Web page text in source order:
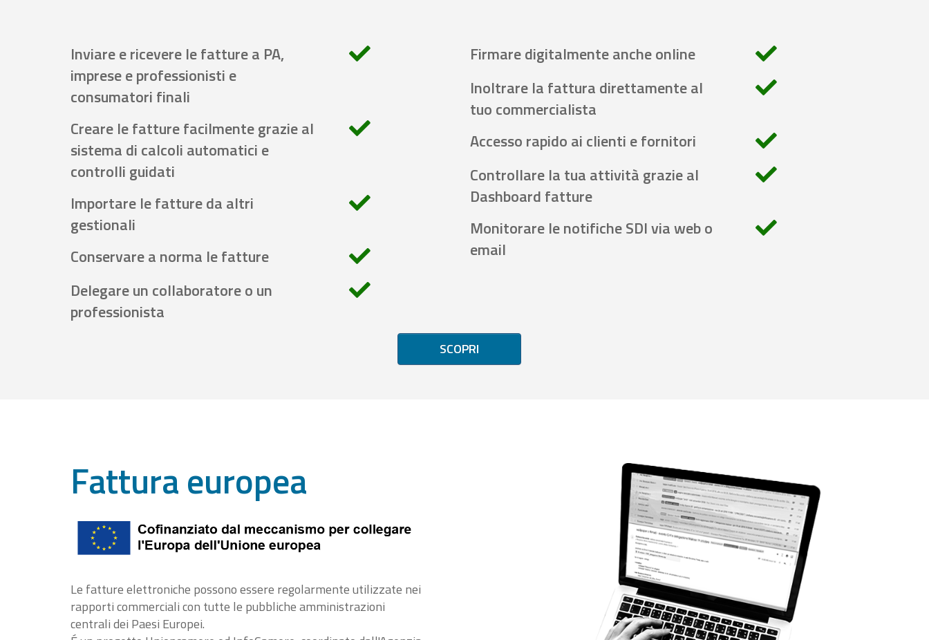
Inviare e ricevere le fatture a PA,
imprese e professionisti e
consumatori finali
Creare le fatture facilmente grazie al
sistema di calcoli automatici e
controlli guidati
Importare le fatture da altri
gestionali
Conservare a norma le fatture
Delegare un collaboratore o un
professionista
Firmare digitalmente anche online
Inoltrare la fattura direttamente al
tuo commercialista
Accesso rapido ai clienti e fornitori
Controllare la tua attività grazie al
Dashboard fatture
Monitorare le notifiche SDI via web o
email
SCOPRI
Fattura europea
Le fatture elettroniche possono essere regolarmente utilizzate nei
rapporti commerciali con tutte le pubbliche amministrazioni
centrali dei Paesi Europei.